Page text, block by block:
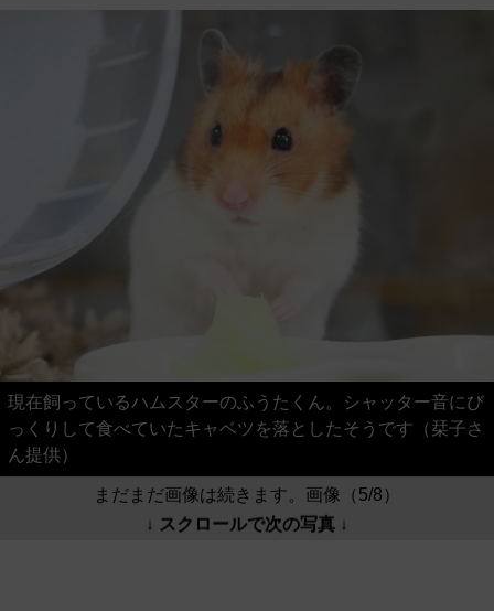
現在飼っているハムスターのふうたくん。シャッター音にび
っくりして食べていたキャベツを落としたそうです（栞子さ
ん提供）
まだまだ画像は続きます。画像（5/8）
↓ スクロールで次の写真 ↓